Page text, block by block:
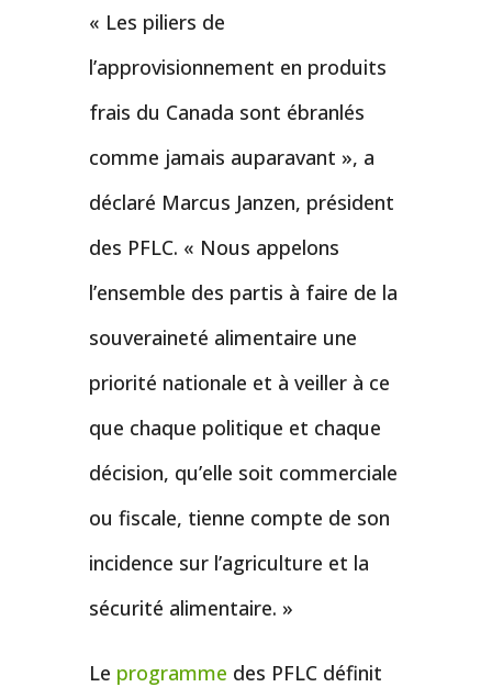
« Les piliers de
l’approvisionnement en produits
frais du Canada sont ébranlés
comme jamais auparavant », a
déclaré Marcus Janzen, président
des PFLC. « Nous appelons
l’ensemble des partis à faire de la
souveraineté alimentaire une
priorité nationale et à veiller à ce
que chaque politique et chaque
décision, qu’elle soit commerciale
ou fiscale, tienne compte de son
incidence sur l’agriculture et la
sécurité alimentaire. »
Le programme des PFLC définit